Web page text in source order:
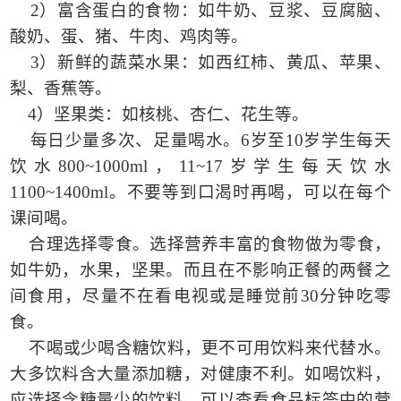
2）富含蛋白的食物：如牛奶、豆浆、豆腐脑、
酸奶、蛋、猪、牛肉、鸡肉等。
3）新鲜的蔬菜水果：如西红柿、黄瓜、苹果、
梨、香蕉等。
4）坚果类：如核桃、杏仁、花生等。
每日少量多次、足量喝水。 6岁至10岁学生每天
饮水 800~1000ml， 11~17 岁学生每天饮水
1100~1400ml。不要等到口渴时再喝，可以在每个
课间喝。
合理选择零食。选择营养丰富的食物做为零食，
如牛奶，水果，坚果。而且在不影响正餐的两餐之
间食用，尽量不在看电视或是睡觉前30分钟吃零
食。
不喝或少喝含糖饮料，更不可用饮料来代替水。
大多饮料含大量添加糖，对健康不利。如喝饮料，